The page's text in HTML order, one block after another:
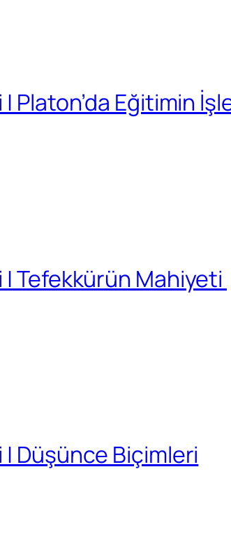
Platon’da Eğitimin
| Tefekkürün Mahiyeti
| Düşünce Biçimleri